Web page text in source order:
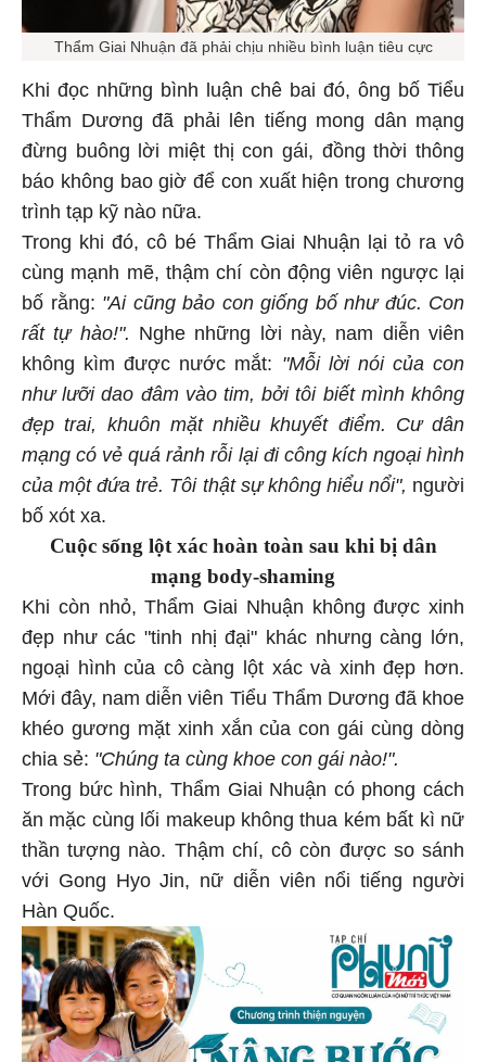
Thẩm Giai Nhuận đã phải chịu nhiều bình luận tiêu cực
Khi đọc những bình luận chê bai đó, ông bố Tiểu
Thẩm Dương đã phải lên tiếng mong dân mạng
đừng buông lời miệt thị con gái, đồng thời thông
báo không bao giờ để con xuất hiện trong chương
trình tạp kỹ nào nữa.
Trong khi đó, cô bé Thẩm Giai Nhuận lại tỏ ra vô
cùng mạnh mẽ, thậm chí còn động viên ngược lại
bố rằng: "Ai cũng bảo con giống bố như đúc. Con
rất tự hào!". Nghe những lời này, nam diễn viên
không kìm được nước mắt: "Mỗi lời nói của con
như lưỡi dao đâm vào tim, bởi tôi biết mình không
đẹp trai, khuôn mặt nhiều khuyết điểm. Cư dân
mạng có vẻ quá rảnh rỗi lại đi công kích ngoại hình
của một đứa trẻ. Tôi thật sự không hiểu nổi", người
bố xót xa.
Cuộc sống lột xác hoàn toàn sau khi bị dân
mạng body-shaming
Khi còn nhỏ, Thẩm Giai Nhuận không được xinh
đẹp như các "tinh nhị đại" khác nhưng càng lớn,
ngoại hình của cô càng lột xác và xinh đẹp hơn.
Mới đây, nam diễn viên Tiểu Thẩm Dương đã khoe
khéo gương mặt xinh xắn của con gái cùng dòng
chia sẻ: "Chúng ta cùng khoe con gái nào!".
Trong bức hình, Thẩm Giai Nhuận có phong cách
ăn mặc cùng lối makeup không thua kém bất kì nữ
thần tượng nào. Thậm chí, cô còn được so sánh
với Gong Hyo Jin, nữ diễn viên nổi tiếng người
Hàn Quốc.